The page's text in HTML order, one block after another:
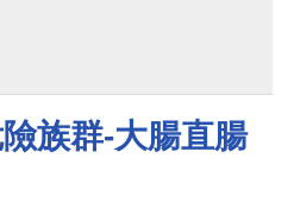
族群-大腸直腸